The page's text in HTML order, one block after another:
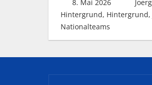
8. Mai 2026 Joerg
Hintergrund, Hintergrund,
Nationalteams